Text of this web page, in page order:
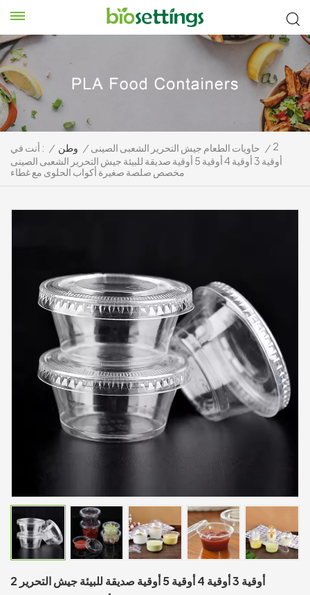
أنت في : / وطن / حاويات الطعام جيش التحرير الشعبى الصينى / 2
أوقية 3 أوقية 4 أوقية 5 أوقية صديقة للبيئة جيش التحرير الشعبى الصينى
مخصص صلصة صغيرة أكواب الحلوى مع غطاء
2 أوقية 3 أوقية 4 أوقية 5 أوقية صديقة للبيئة جيش التحرير